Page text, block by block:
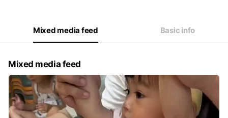
Mixed media feed Basic info
Mixed media feed